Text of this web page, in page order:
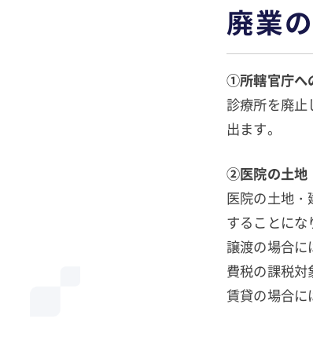
廃業
①所轄官庁へ
診療所を廃止
出ます。
②医院の土地
医院の土地
することにな
譲渡の場合に
費税の課税対
賃貸の場合に